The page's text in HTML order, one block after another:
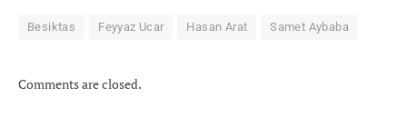
Besiktas Feyyaz Ucar Hasan Arat Samet Aybaba
Comments are closed.